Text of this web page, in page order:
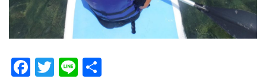
Facebook
Twitter
Line